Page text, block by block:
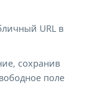
URL в
сохранив
поле